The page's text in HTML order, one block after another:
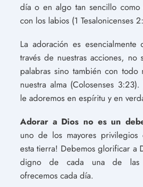
día o en algo tan sencillo como
con los labios (1 Tesalonicenses
La adoración es
través de nuestras acciones, no
palabras sino también con todo
nuestra alma (Colosenses
le adoremos en espíritu y en
Adorar a Dios no es un
uno de los mayores privilegios
esta tierra! Debemos glorificar a
digno de cada una de las
ofrecemos cada día.